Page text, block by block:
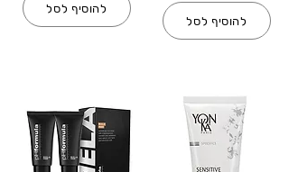
להוסיף לסל
להוסיף לסל